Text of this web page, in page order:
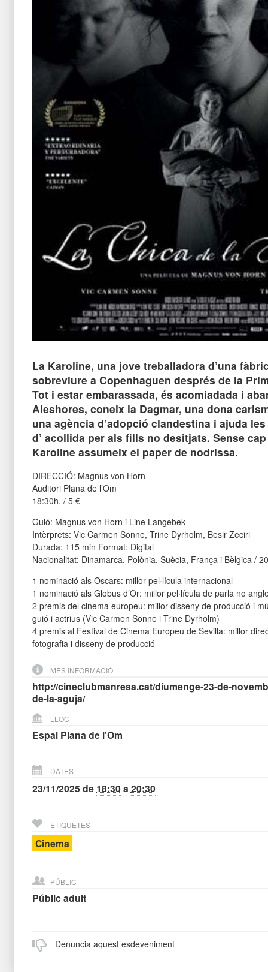
La Karoline, una jove treballadora d’una
sobreviure a Copenhaguen després de la
Tot i estar embarassada, és acomiadada i
Aleshores, coneix la Dagmar, una dona
una agència d’adopció clandestina i ajuda
d’ acollida per als fills no desitjats. Sense
Karoline assumeix el paper de nodrissa.
DIRECCIÓ: Magnus von Horn
Auditori Plana de l’Om
18:30h. / 5 €
Guió: Magnus von Horn i Line Langebek
Intèrprets: Vic Carmen Sonne, Trine Dyrholm, Besir Zeciri
Durada: 115 min Format: Digital
Nacionalitat: Dinamarca, Polònia, Suècia, França i Bèlgica /
1 nominació als Oscars: millor pel·lícula internacional
1 nominació als Globus d’Or: millor pel·lícula de parla no
2 premis del cinema europeu: millor disseny de producció i
guió i actrius (Vic Carmen Sonne i Trine Dyrholm)
4 premis al Festival de Cinema Europeu de Sevilla: millor
fotografia i disseny de producció
MÉS INFORMACIÓ
http://cineclubmanresa.cat/diumenge-23-de-
de-la-aguja/
LLOC
Espai Plana de l'Om
DATES
23/11/2025 de 18:30a 20:30
ETIQUETES
Cinema
PÚBLIC
Públic adult
Denuncia aquest esdeveniment